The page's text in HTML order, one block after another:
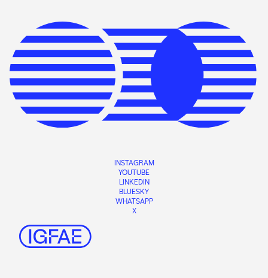
INSTAGRAM
YOUTUBE
LINKEDIN
BLUESKY
WHATSAPP
X